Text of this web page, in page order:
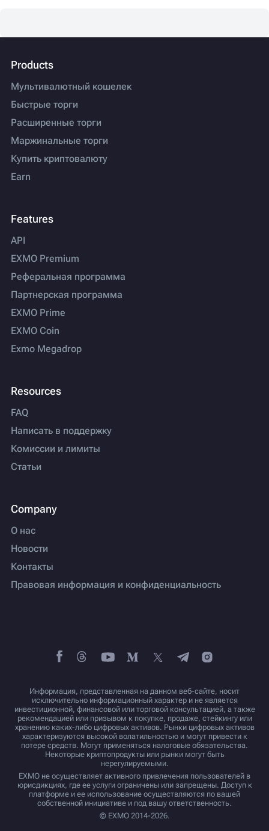
Products
Мультивалютный кошелек
Быстрые торги
Расширенные торги
Маржинальные торги
Купить криптовалюту
Earn
Features
API
EXMO Premium
Реферальная программа
Партнерская программа
EXMO Prime
EXMO Coin
Exmo Megadrop
Resources
FAQ
Написать в поддержку
Комиссии и лимиты
Статьи
Company
О нас
Новости
Контакты
Правовая информация и конфиденциальность
Информация, представленная на данном веб-сайте, носит
исключительно информационный характер и не является
инвестиционной, финансовой или торговой консультацией, а также
рекомендацией или призывом к покупке, продаже, стейкингу или
хранению каких-либо цифровых активов. Рынки цифровых активов
характеризуются высокой волатильностью и могут привести к
потере средств. Могут применяться налоговые обязательства.
Некоторые криптопродукты или рынки могут быть
нерегулируемыми.
EXMO не осуществляет активного привлечения пользователей в
юрисдикциях, где ее услуги ограничены или запрещены. Доступ к
платформе и ее использование осуществляются по вашей
собственной инициативе и под вашу ответственность.
© EXMO 2014-2026.